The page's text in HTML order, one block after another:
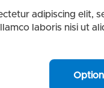
adipiscing elit,
laboris nisi ut